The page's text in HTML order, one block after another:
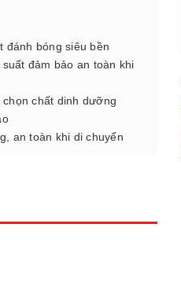
đánh bóng siêu bền
đảm bảo an toàn khi
chất dinh dưỡng
an toàn khi di chuyển